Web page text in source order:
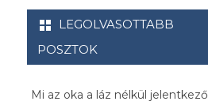
LEGOLVASOTTABB
POSZTOK
Mi az oka a láz nélkül jelentkező